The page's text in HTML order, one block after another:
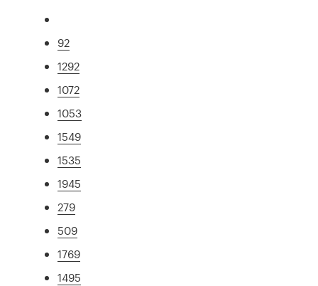
92
1292
1072
1053
1549
1535
1945
279
509
1769
1495